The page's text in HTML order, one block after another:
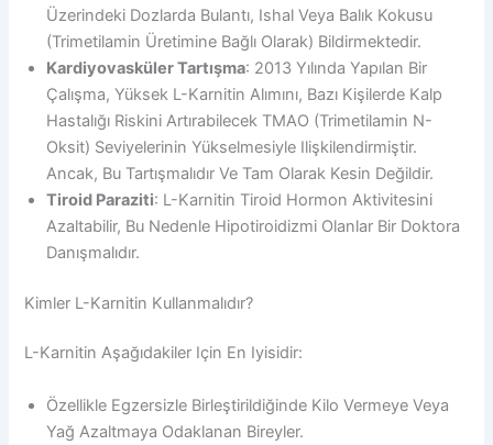
Üzerindeki Dozlarda Bulantı, Ishal Veya Balık Kokusu
(trimetilamin Üretimine Bağlı Olarak) Bildirmektedir.
Kardiyovasküler Tartışma: 2013 Yılında Yapılan Bir
Çalışma, Yüksek L-Karnitin Alımını, Bazı Kişilerde Kalp
Hastalığı Riskini Artırabilecek TMAO (trimetilamin N-
Oksit) Seviyelerinin Yükselmesiyle Ilişkilendirmiştir.
Ancak, Bu Tartışmalıdır Ve Tam Olarak Kesin Değildir.
Tiroid Paraziti: L-Karnitin Tiroid Hormon Aktivitesini
Azaltabilir, Bu Nedenle Hipotiroidizmi Olanlar Bir Doktora
Danışmalıdır.
Kimler L-Karnitin Kullanmalıdır?
L-Karnitin Aşağıdakiler Için En Iyisidir:
Özellikle Egzersizle Birleştirildiğinde Kilo Vermeye Veya
Yağ Azaltmaya Odaklanan Bireyler.